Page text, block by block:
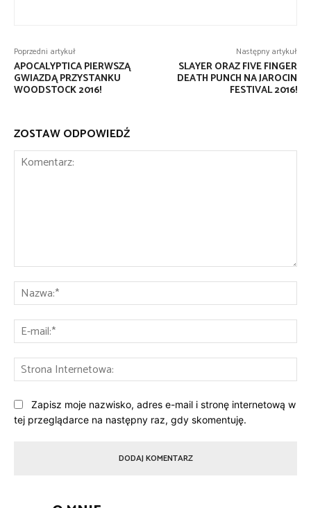
Poprzedni artykuł
APOCALYPTICA PIERWSZĄ
GWIAZDĄ PRZYSTANKU
WOODSTOCK 2016!
Następny artykuł
SLAYER ORAZ FIVE FINGER
DEATH PUNCH NA JAROCIN
FESTIVAL 2016!
ZOSTAW ODPOWIEDŹ
Zapisz moje nazwisko, adres e-mail i stronę internetową w
tej przeglądarce na następny raz, gdy skomentuję.